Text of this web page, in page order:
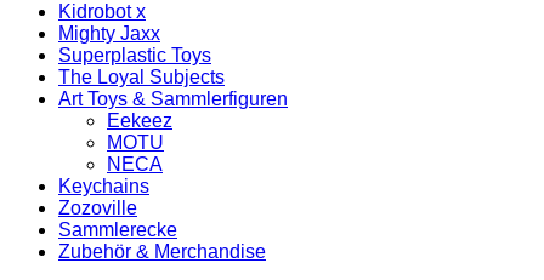
Kidrobot x
Mighty Jaxx
Superplastic Toys
The Loyal Subjects
Art Toys & Sammlerfiguren
Eekeez
MOTU
NECA
Keychains
Zozoville
Sammlerecke
Zubehör & Merchandise